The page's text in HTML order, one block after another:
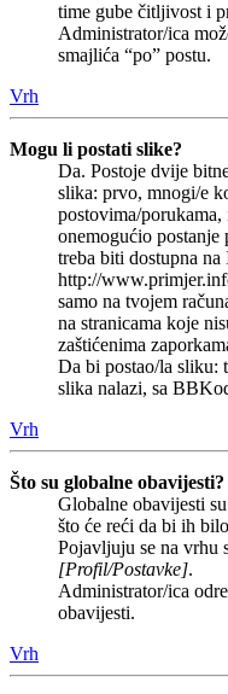
time gube čitljivost i
Administrator/ica
smajlića “po” postu.
Vrh
Mogu li postati slike?
Da. Postoje dvije
slika: prvo, mnogi/e
postovima/
onemogućio postanje
treba biti dostupna na
http://
samo na tvojem
na stranicama koje
zaštićenima
Da bi postao/la sliku:
slika nalazi, sa
Vrh
Što su globalne obavijesti?
Globalne obavijesti
što će reći da bi ih
Pojavljuju se na vrhu
[Profil/Postavke].
Administrator/ica
obavijesti.
Vrh